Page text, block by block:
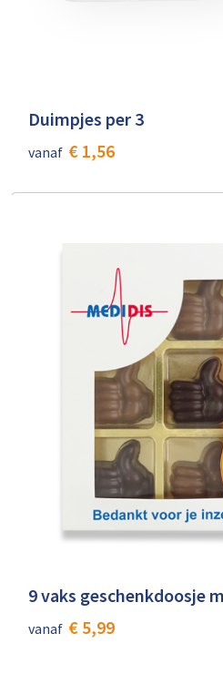
Duimpjes per 3
vanaf € 1,56
9 vaks geschenkdoosje
vanaf € 5,99